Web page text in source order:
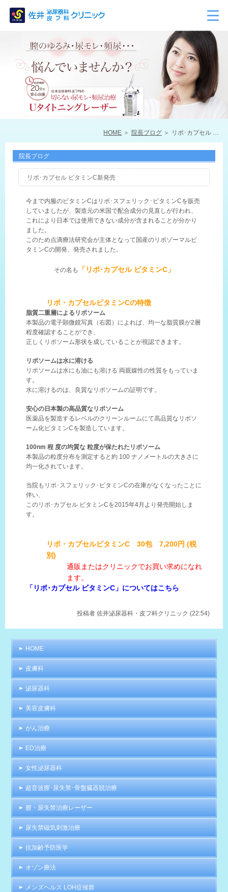
HOME 院長ブログ リポ･カプセル ビタミンC新発売
院長ブログ
リポ･カプセル ビタミンC新発売
今まで内服のビタミンCはリポ･スフェリック･ビタミンCを販売
していましたが、製造元の米国で配合成分の見直しが行われ、
これにより日本では使用できない成分が含まれることが分かり
ました。
このため点滴療法研究会が主体となって国産のリポゾーマルビ
タミンCの開発、発売されました。
その名も 「リポ･カプセル ビタミンC」
リポ・カプセルビタミンCの特徴
脂質二重層によるリポソーム
本製品の電子顕微鏡写真（右図）によれば、均一な脂質膜が2層
程度確認することができ、
正しくリポソーム形状を成していることが視認できます。
リポソームは水に溶ける
リポソームは水にも油にも溶ける 両親媒性の性質をもっていま
す。
水に溶けるのは、良質なリポソームの証明です。
安心の日本製の高品質なリポソーム
医薬品を製造するレベルのクリーンルームにて高品質なリポソ
ーム化ビタミンCを製造しています。
100nm 程 度の均質な 粒度が保たれたリポソーム
本製品の粒度分布を測定すると約 100 ナノメートルの大きさに
均一化されています。
当院もリポ･スフェリック･ビタミンCの在庫がなくなったことに
伴い、
このリポ･カプセル ビタミンCを2015年4月より発売開始しま
す。
リポ・カプセルビタミンC 30包 7,200円 (税
別)
通販またはクリニックでお買い求めになれ
ます。
「リポ･カプセル ビタミンC」についてはこちら
投稿者 佐井泌尿器科・皮フ科クリニック (22:54)
HOME
皮膚科
泌尿器科
美容皮膚科
がん治療
ED治療
女性泌尿器科
超音波膣･尿失禁･骨盤臓器脱治療
膣・尿失禁治療レーザー
尿失禁磁気刺激治療
抗加齢予防医学
オゾン療法
メンズヘルス LOH症候群